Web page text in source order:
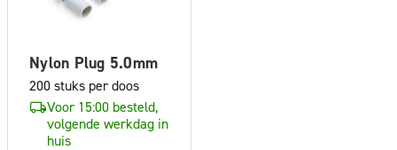
Nylon Plug 5.0mm
200 stuks per doos
Voor 15:00 besteld,
volgende werkdag in
huis